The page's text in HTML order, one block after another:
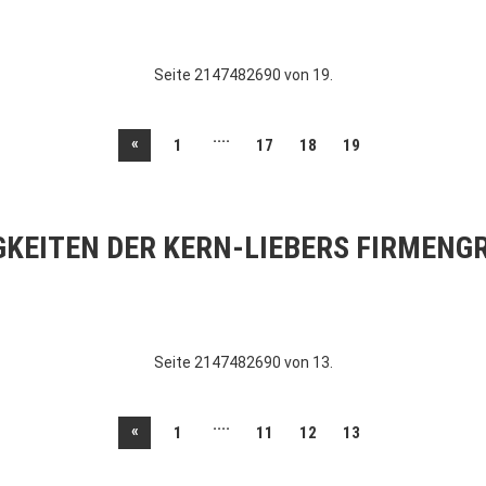
Seite 2147482690 von 19.
« 1 .... 17 18 19
DER KERN-LIEBERS
Seite 2147482690 von 13.
« 1 .... 11 12 13